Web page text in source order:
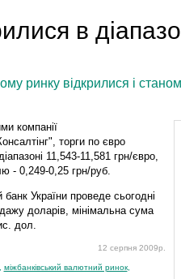
в
ринку відкрилися і
компанії
торги по євро
11,543-11,581 грн/євро,
- 0,249-0,25 грн/руб.
банк України проведе сьогодні
доларів, мінімальна сума
дол.
12 серпня 2009р.
міжбанківський валютний ринок,